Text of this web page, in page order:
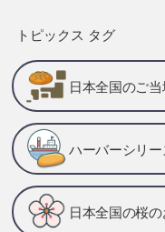
トピックス タグ
日本全国のご
ハーバーシリ
日本全国の桜